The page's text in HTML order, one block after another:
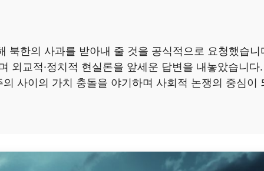
북한의 사과를 받아내 줄 것을 공식적으로 요청했습니
외교적·정치적 현실론을 앞세운 답변을 내놓았습니다.
사이의 가치 충돌을 야기하며 사회적 논쟁의 중심이